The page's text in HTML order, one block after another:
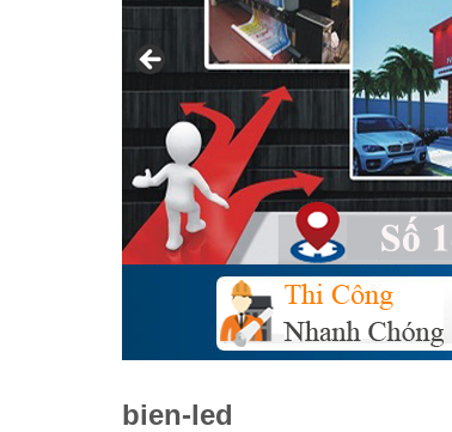
bien-led